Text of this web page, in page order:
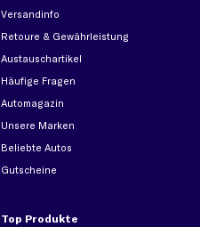
Versandinfo
Retoure & Gewährleistung
Austauschartikel
Häufige Fragen
Automagazin
Unsere Marken
Beliebte Autos
Gutscheine
Top Produkte